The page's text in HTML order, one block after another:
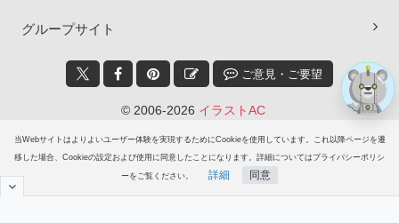
当Webサイトはよりよいユーザー体験を実現するためにCookieを使用しています。これ以降ページを遷
移した場合、Cookieの設定および使用に同意したことになります。詳細についてはプライバシーポリシ
ーをご覧ください。 詳細 同意
グループサイト
ご意見・ご要望
© 2006-2026 イラストAC